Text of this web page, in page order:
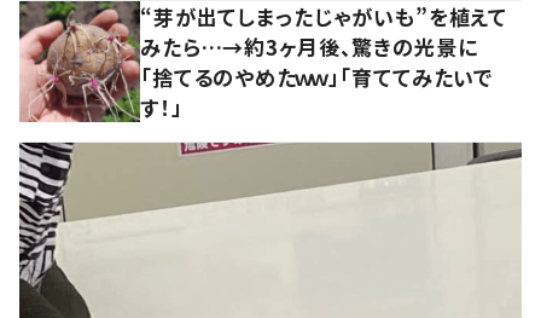
“芽が出てしまったじゃがいも”を植えて
みたら…→約3ヶ月後、驚きの光景に
「捨てるのやめたｗｗ」「育ててみたいで
す！」